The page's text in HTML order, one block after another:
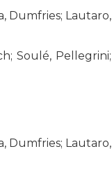
Dumfries; Lautaro,
Soulé, Pellegrini;
Dumfries; Lautaro,